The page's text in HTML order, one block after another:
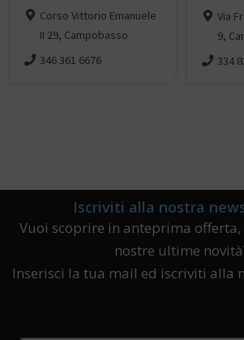
Corso Vittorio Emanuele
II 29, Campobasso
346 361 6676
Via
9,
334
Iscriviti alla nostra
Vuoi scoprire in anteprima
nostre ultime
Inserisci la tua mail ed iscriviti alla